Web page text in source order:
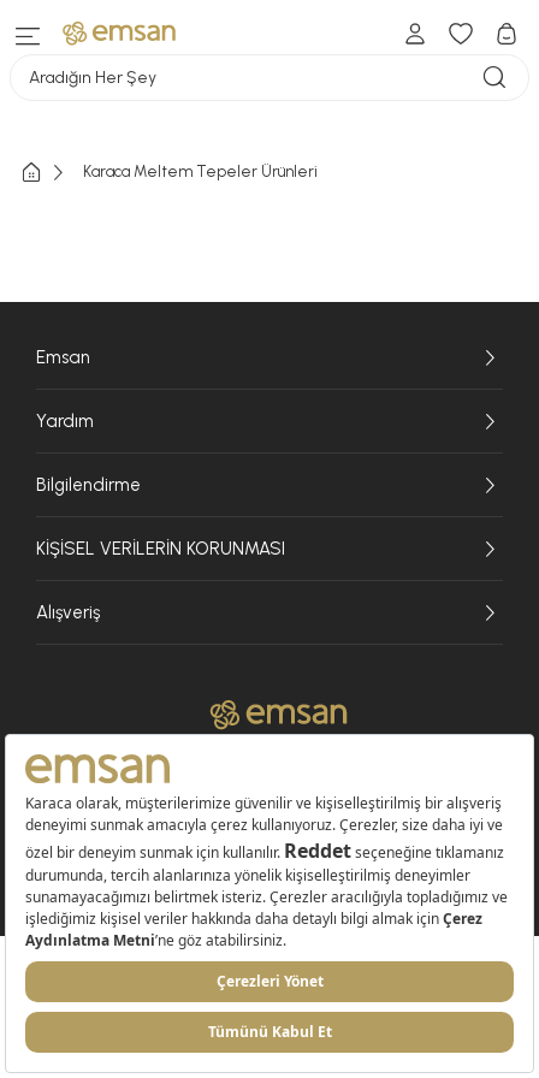
Aradığın Her Şey
Karaca Meltem Tepeler Ürünleri
Emsan
Yardım
Bilgilendirme
KİŞİSEL VERİLERİN KORUNMASI
Alışveriş
© 2026 EMSAN A.Ş. Tüm Hakları Saklıdır